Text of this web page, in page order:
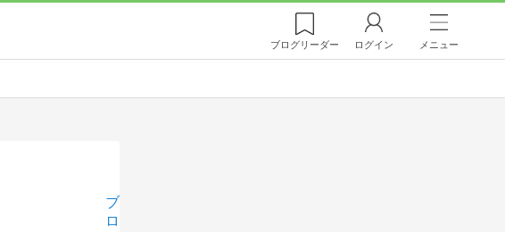
ブログリーダー ログイン メニュー
ブ
ロ